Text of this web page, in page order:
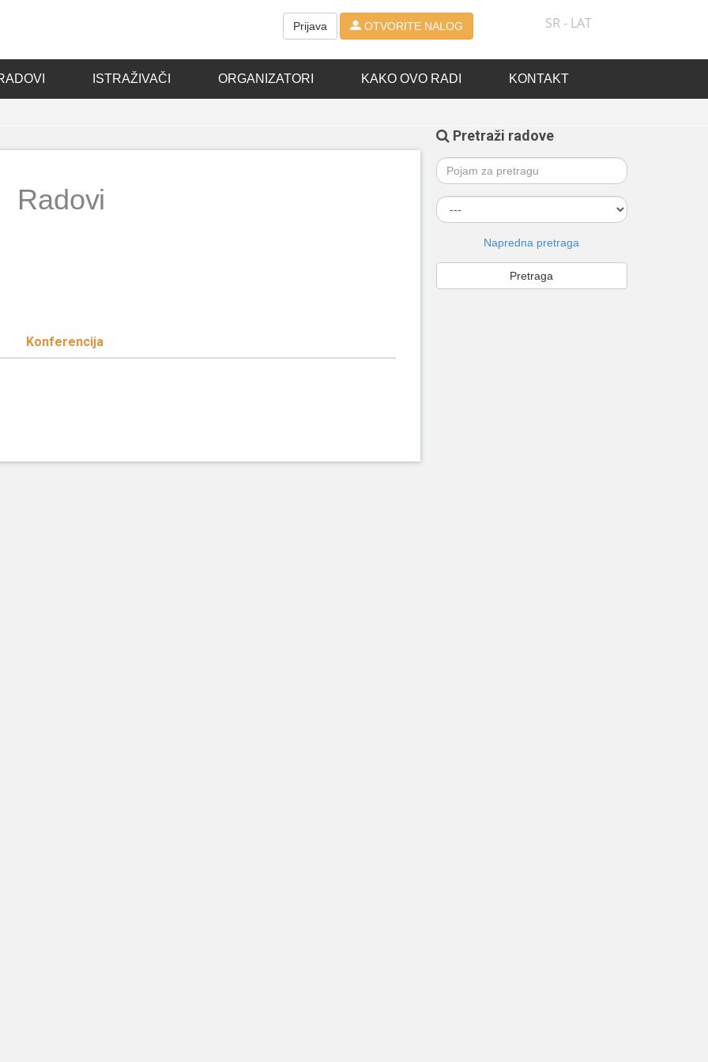
Prijava OTVORITE NALOG SR - LAT
ISTRAŽIVAČI ORGANIZATORI KAKO OVO RADI KONTAKT
Radovi
Konferencija
Pretraži radove
Napredna pretraga